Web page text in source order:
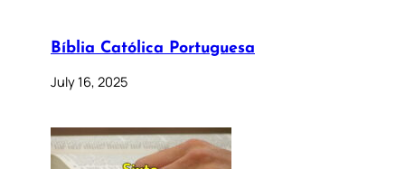
Bíblia Católica Portuguesa
July 16, 2025